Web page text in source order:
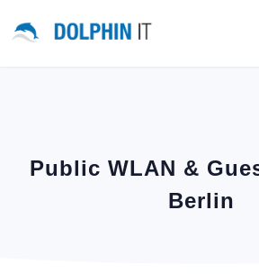
Public WLAN &
Berlin